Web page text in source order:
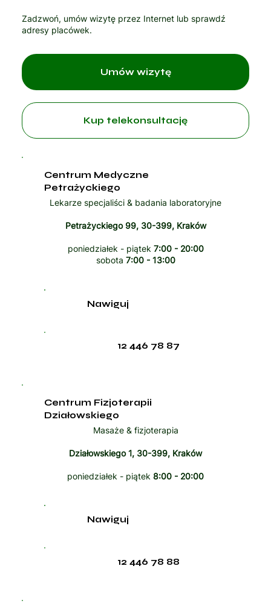
Zadzwoń, umów wizytę przez Internet lub sprawdź
adresy placówek.
Kup telekonsultację
Centrum Medyczne
Petrażyckiego
Lekarze specjaliści & badania laboratoryjne
Petrażyckiego 99, 30-399, Kraków
poniedziałek - piątek 7:00 - 20:00
sobota 7:00 - 13:00
12 446 78 87
Nawiguj
Centrum Fizjoterapii
Działowskiego
Masaże & fizjoterapia
Działowskiego 1, 30-399, Kraków
poniedziałek - piątek 8:00 - 20:00
12 446 78 88
Nawiguj
Umów wizytę